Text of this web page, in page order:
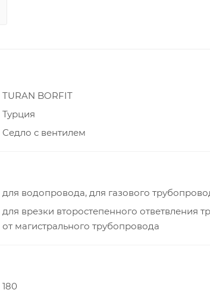
TURAN BORFIT
Турция
Cедло с вентилем
для водопровода, для газового
для врезки второстепенного ответвления
от магистрального трубопровода
180